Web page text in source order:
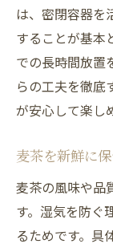
は、密閉容器を
することが基本
での長時間放置
らの工夫を徹底
が安心して楽し
麦茶を新鮮に
麦茶の風味や品
す。湿気を防ぐ
るためです。具